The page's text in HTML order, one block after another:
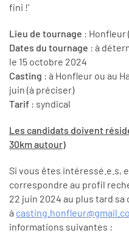
fini !’
Lieu de tournage : Honfleur
Dates du tournage : à
le 15 octobre 2024
Casting : à Honfleur ou au
juin (à préciser)
Tarif : syndical
Les candidats doivent
30km autour)
Si vous êtes intéressé.e.s,
correspondre au profil
22 juin 2024 au plus tard sa
à
informations suivantes :